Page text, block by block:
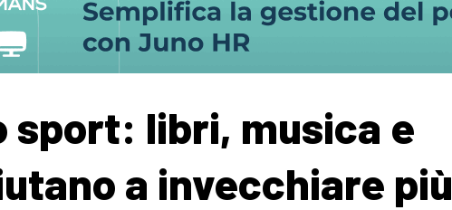
sport: libri, musica e
a invecchiare più